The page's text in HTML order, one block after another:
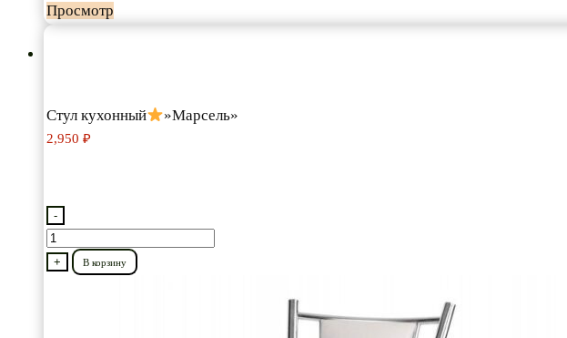
Просмотр
Стул кухонный »Марсель»
2,950 ₽
-
Количество
товара
+ В корзину